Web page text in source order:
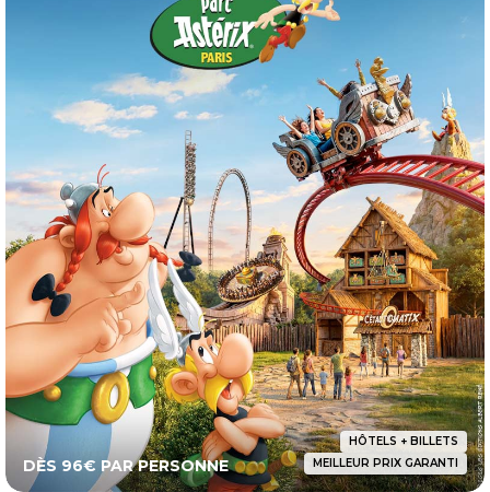
DÈS 96€ PAR PERSONNE
HÔTELS + BILLETS
MEILLEUR PRIX GARANTI